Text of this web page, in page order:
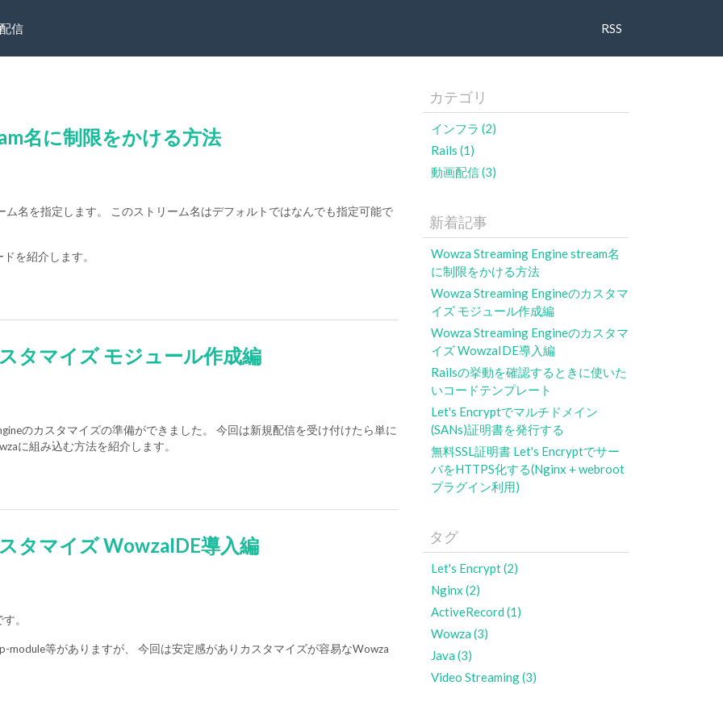
信 RSS
名に制限をかける方法
名を指定します。 このストリーム名はデフォルトではなんでも指定可能で
を紹介します。
タマイズ モジュール作成編
のカスタマイズの準備ができました。 今回は新規配信を受け付けたら単に
に組み込む方法を紹介します。
タマイズ WowzaIDE導入編
。
module等がありますが、 今回は安定感がありカスタマイズが容易なWowza
カテゴリ
インフラ (2)
Rails (1)
動画配信 (3)
新着記事
Wowza Streaming Engine stream名
に制限をかける方法
Wowza Streaming Engineのカスタマ
イズ モジュール作成編
Wowza Streaming Engineのカスタマ
イズ WowzaIDE導入編
Railsの挙動を確認するときに使いた
いコードテンプレート
Let's Encryptでマルチドメイン
(SANs)証明書を発行する
無料SSL証明書 Let's Encryptでサー
バをHTTPS化する(Nginx + webroot
プラグイン利用)
タグ
Let's Encrypt (2)
Nginx (2)
ActiveRecord (1)
Wowza (3)
Java (3)
Video Streaming (3)